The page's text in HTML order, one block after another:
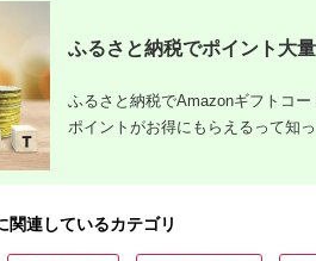
めランキング【2026年
ふるさと納税でポイント大量
ふるさと納税でAmazonギフトコー
ポイントがお得にもらえるって知
関連しているカテゴリ